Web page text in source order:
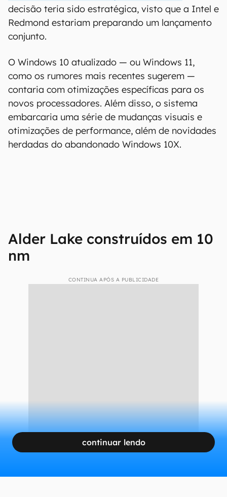
decisão teria sido estratégica, visto que a Intel e
Redmond estariam preparando um lançamento
conjunto.
O Windows 10 atualizado — ou Windows 11,
como os rumores mais recentes sugerem —
contaria com otimizações específicas para os
novos processadores. Além disso, o sistema
embarcaria uma série de mudanças visuais e
otimizações de performance, além de novidades
herdadas do abandonado Windows 10X.
Alder Lake construídos em 10
nm
CONTINUA APÓS A PUBLICIDADE
continuar lendo